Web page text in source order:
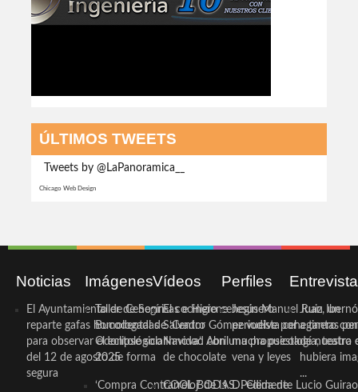
ÚLTIMOS TWEETS
Tweets by @LaPanoramica__
Chicago Web Design
Noticias
El Ayuntamiento de Cehegín
reparte gafas homologadas
para observar el eclipse solar
del 12 de agosto de forma
segura
Imágenes
Taller de Sonrisas e Higiene
Bucodental de ‘Centro
Odontológico Innova’. Abril
2025
‘Compra Contrarreloj’ de la
Vídeos
El cocinero ceheginero
Salvador Gómez vuelve por
Navidad con una propuesta
de chocolate
COOL BODAS. Pedida de
Perfiles
Jesús Manuel Ruiz, un
periodista ceheginero con
mucha psicología, teatro
vena y leyes
D. Clemente Lucio Guirao
Juan
a tantas
de nuestra
hubiera
...